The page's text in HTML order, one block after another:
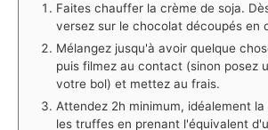
Faites chauffer la crème de soja.
versez sur le chocolat découpés en
Mélangez jusqu'à avoir quelque
puis filmez au contact (sinon posez
votre bol) et mettez au frais.
Attendez 2h minimum, idéalement
les truffes en prenant l'équivalent